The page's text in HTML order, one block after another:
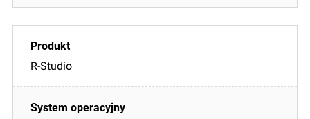
R-Studio